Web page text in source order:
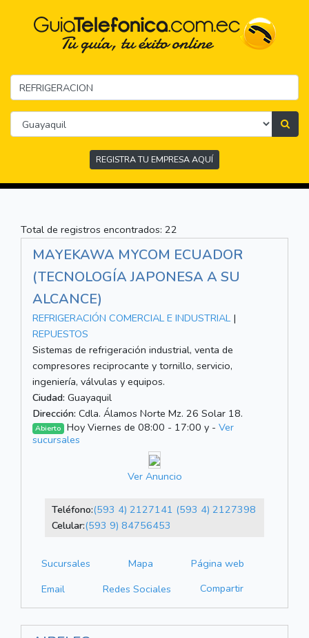
REGISTRA TU EMPRESA AQUÍ
Total de registros encontrados: 22
MAYEKAWA MYCOM ECUADOR
(TECNOLOGÍA JAPONESA A SU
ALCANCE)
REFRIGERACIÓN COMERCIAL E INDUSTRIAL|
REPUESTOS
Sistemas de refrigeración industrial, venta de
compresores reciprocante y tornillo, servicio,
ingeniería, válvulas y equipos.
Ciudad: Guayaquil
Dirección: Cdla. Álamos Norte Mz. 26 Solar 18.
Abierto Hoy Viernes de 08:00 - 17:00 y - Ver
sucursales
Ver Anuncio
Teléfono:(593 4) 2127141 (593 4) 2127398
Celular:(593 9) 84756453
Sucursales Mapa
Página web
Email
Redes Sociales Compartir